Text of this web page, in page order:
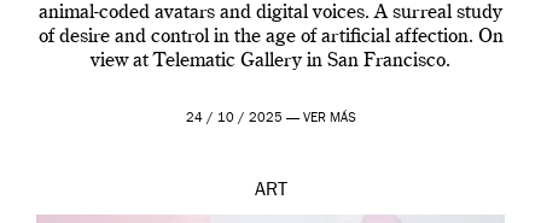
animal-coded avatars and digital voices. A surreal study
of desire and control in the age of artificial affection. On
view at Telematic Gallery in San Francisco.
24 / 10 / 2025 — VER MÁS
ART